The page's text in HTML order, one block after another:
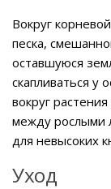
Вокруг
песка,
оставшуюся
скапливаться у
вокруг
между рослыми
для невысоких
Уход